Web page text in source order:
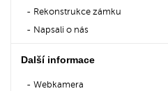
Rekonstrukce zámku
Napsali o nás
Další informace
Webkamera